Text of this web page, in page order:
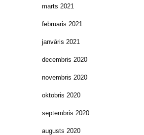
marts 2021
februāris 2021
janvāris 2021
decembris 2020
novembris 2020
oktobris 2020
septembris 2020
augusts 2020